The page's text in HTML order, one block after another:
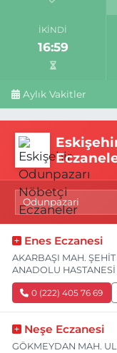
İKINDI
16:59
Aylık Vakitler
Enes Eczanesi
AKARBAŞI MAH.
ANADOLU
0 (222) 405 76 69
Neşe Eczanesi
GÖKMEYDAN MAH.